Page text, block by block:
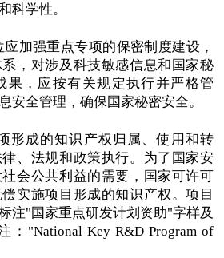
科学性。
加强重点专项的保密制度建设，
，对涉及科技敏感信息和国家秘
果，应按有关规定执行并严格管
安全管理，确保国家秘密安全。
形成的知识产权归属、使用和转
、法规和政策执行。为了国家安
会公共利益的需要，国家可许可
实施项目形成的知识产权。项目
注"国家重点研发计划资助"字样及
"National Key R&D Program of